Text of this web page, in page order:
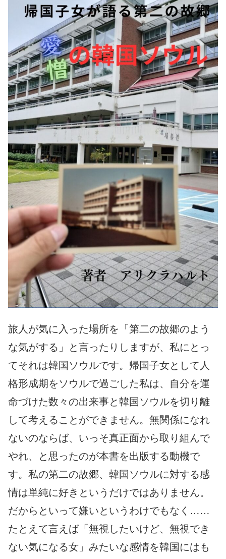
旅人が気に入った場所を「第二の故郷のよう
な気がする」と言ったりしますが、私にとっ
てそれは韓国ソウルです。帰国子女として人
格形成期をソウルで過ごした私は、自分を運
命づけた数々の出来事と韓国ソウルを切り離
して考えることができません。無関係になれ
ないのならば、いっそ真正面から取り組んで
やれ、と思ったのが本書を出版する動機で
す。私の第二の故郷、韓国ソウルに対する感
情は単純に好きというだけではありません。
だからといって嫌いというわけでもなく……
たとえて言えば「無視したいけど、無視でき
ない気になる女」みたいな感情を韓国にはも